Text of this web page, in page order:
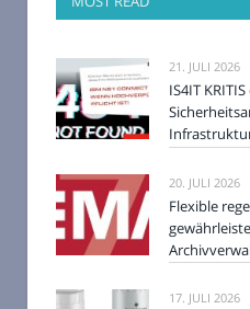
21. JULI 2026
IS4IT
20. JULI 2026
Flexible
17. JULI 2026